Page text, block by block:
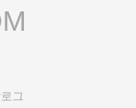
그